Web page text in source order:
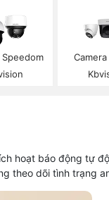
Speedom
Camera
hoạt báo động tự
theo dõi tình trạng